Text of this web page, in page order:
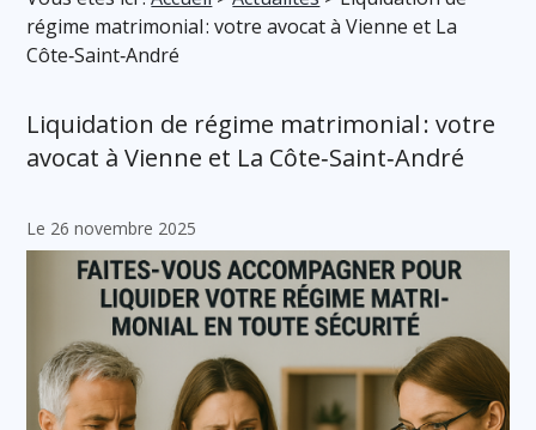
régime matrimonial : votre avocat à Vienne et La
Côte‑Saint‑André
Liquidation de régime matrimonial : votre
avocat à Vienne et La Côte‑Saint‑André
Le 26 novembre 2025